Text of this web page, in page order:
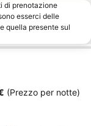
di prenotazione
esserci delle
quella presente sul
(Prezzo per notte)